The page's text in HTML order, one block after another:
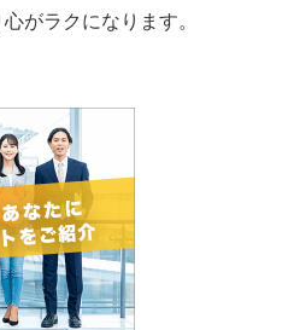
がラクになります。